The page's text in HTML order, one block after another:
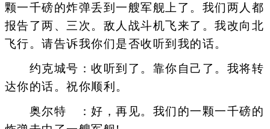
颗一千磅的炸弹丢到一艘军舰上了。我们两人都
报告了两、三次。敌人战斗机飞来了。我改向北
飞行。请告诉我你们是否收听到我的话。
约克城号：收听到了。靠你自己了。我将转
达你的话。祝你顺利。
奥尔特 ：好，再见。我们的一颗一千磅的